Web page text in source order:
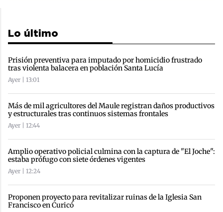
Lo último
Prisión preventiva para imputado por homicidio frustrado
tras violenta balacera en población Santa Lucía
Ayer | 13:01
Más de mil agricultores del Maule registran daños productivos
y estructurales tras continuos sistemas frontales
Ayer | 12:44
Amplio operativo policial culmina con la captura de "El Joche":
estaba prófugo con siete órdenes vigentes
Ayer | 12:24
Proponen proyecto para revitalizar ruinas de la Iglesia San
Francisco en Curicó